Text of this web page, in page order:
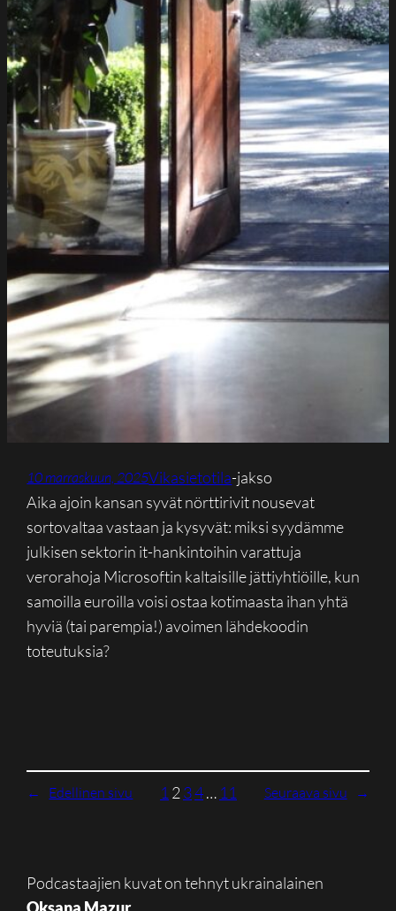
10 marraskuun, 2025Vikasietotila-jakso
Aika ajoin kansan syvät nörttirivit nousevat
sortovaltaa vastaan ja kysyvät: miksi syydämme
julkisen sektorin it-hankintoihin varattuja
verorahoja Microsoftin kaltaisille jättiyhtiöille, kun
samoilla euroilla voisi ostaa kotimaasta ihan yhtä
hyviä (tai parempia!) avoimen lähdekoodin
toteutuksia?
← Edellinen sivu 1 2 34… 11 Seuraava sivu →
Podcastaajien kuvat on tehnyt ukrainalainen